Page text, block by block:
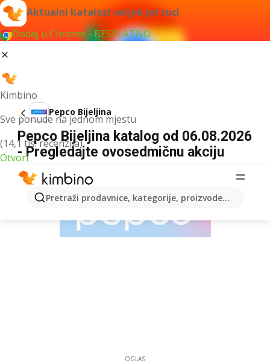
Aktualni katalozi uvijek pri ruci
Dodaj u Chrome - BESPLATNO
Kimbino
Sve ponude na jednom mjestu
(14,1 tis. recenzija)
Otvori
Pretraži prodavnice, kategorije, proizvode...
Pepco Bijeljina
Pepco Bijeljina katalog od 06.08.2026
- Pregledajte ovosedmičnu akciju
OGLAS